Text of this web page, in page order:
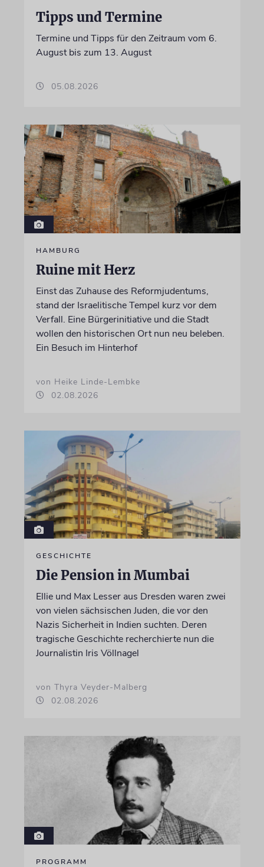
Tipps und Termine
Termine und Tipps für den Zeitraum vom 6.
August bis zum 13. August
05.08.2026
HAMBURG
Ruine mit Herz
Einst das Zuhause des Reformjudentums,
stand der Israelitische Tempel kurz vor dem
Verfall. Eine Bürgerinitiative und die Stadt
wollen den historischen Ort nun neu beleben.
Ein Besuch im Hinterhof
von Heike Linde-Lembke
02.08.2026
GESCHICHTE
Die Pension in Mumbai
Ellie und Max Lesser aus Dresden waren zwei
von vielen sächsischen Juden, die vor den
Nazis Sicherheit in Indien suchten. Deren
tragische Geschichte recherchierte nun die
Journalistin Iris Völlnagel
von Thyra Veyder-Malberg
02.08.2026
PROGRAMM